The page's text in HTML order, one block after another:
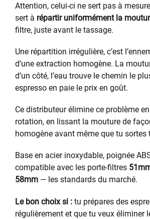
Attention, celui-ci ne sert pas à
sert à répartir uniformément la
filtre, juste avant le tassage.
Une répartition irrégulière, c’est
d’une extraction homogène. La
d’un côté, l’eau trouve le chemin le
espresso en paie le prix en goût.
Ce distributeur élimine ce problème
rotation, en lissant la mouture de
homogène avant même que tu sortes
Base en acier inoxydable, poignée
compatible avec les porte-filtres
58mm — les standards du marché.
Le bon choix si : tu prépares des
régulièrement et que tu veux éliminer